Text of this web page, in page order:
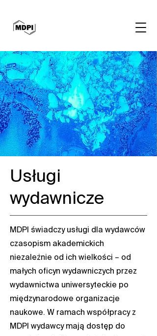
Usługi
wydawnicze​
MDPI świadczy usługi dla wydawców
czasopism akademickich
niezależnie od ich wielkości – od
małych oficyn wydawniczych przez
wydawnictwa uniwersyteckie po
międzynarodowe organizacje
naukowe. W ramach współpracy z
MDPI wydawcy mają dostęp do